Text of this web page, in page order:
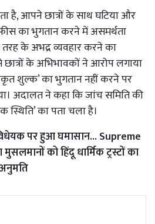
है, आपने छात्रों के साथ घटिया और
का भुगतान करने में असमर्थता
के अभद्र व्यवहार करने का
छात्रों के अभिभावकों ने आरोप लगाया
शुल्क’ का भुगतान नहीं करने पर
अदालत ने कहा कि जांच समिति की
स्थिति’ का पता चला है।
पर हुआ घमासान... Supreme
को हिंदू धार्मिक ट्रस्टों का